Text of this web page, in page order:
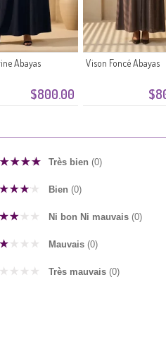
$800.00
Abayas Vison Foncé Abayas
Très bien (0)
Bien (0)
Ni bon Ni mauvais (0)
Mauvais (0)
Très mauvais (0)